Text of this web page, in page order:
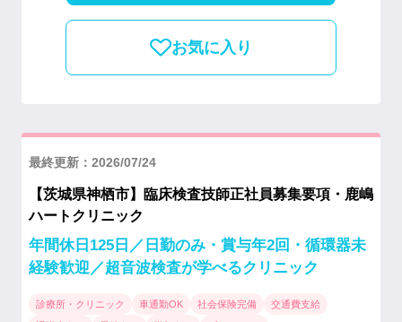
お気に入り
最終更新：2026/07/24
【茨城県神栖市】臨床検査技師正社員募集要項・鹿嶋
ハートクリニック
年間休日125日／日勤のみ・賞与年2回・循環器未
経験歓迎／超音波検査が学べるクリニック
診療所・クリニック 車通勤OK 社会保険完備
交通費支給